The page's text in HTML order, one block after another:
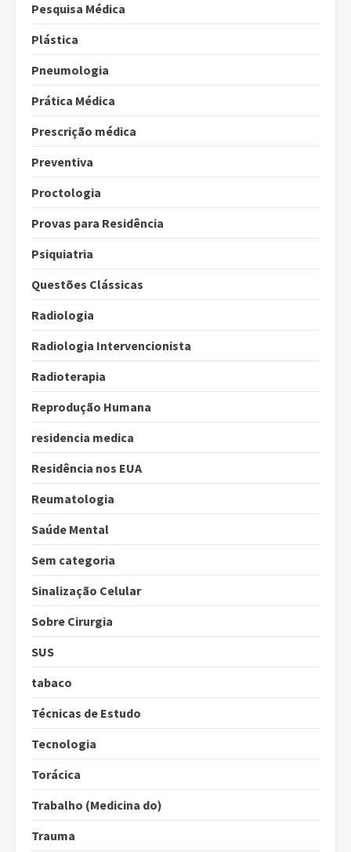
Pesquisa Médica
Plástica
Pneumologia
Prática Médica
Prescrição médica
Preventiva
Proctologia
Provas para Residência
Psiquiatria
Questões Clássicas
Radiologia
Radiologia Intervencionista
Radioterapia
Reprodução Humana
residencia medica
Residência nos EUA
Reumatologia
Saúde Mental
Sem categoria
Sinalização Celular
Sobre Cirurgia
SUS
tabaco
Técnicas de Estudo
Tecnologia
Torácica
Trabalho (Medicina do)
Trauma